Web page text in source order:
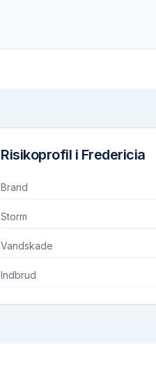
Risikoprofil i Fredericia
Brand
Storm
Vandskade
Indbrud